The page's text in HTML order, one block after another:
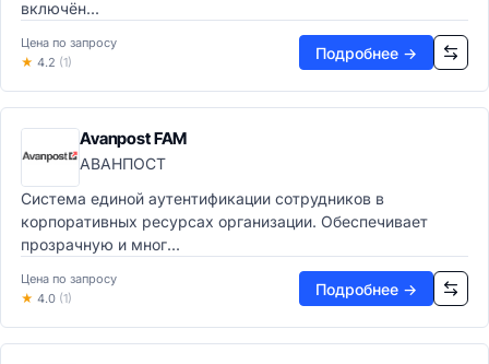
Расширения для браузеров
ИТ-инфраструктура
Операционные системы и системное ПО
Серверные ОС
Мобильные ОС
Системные утилиты
Виртуализация и облако
Гипервизоры
Kubernetes и контейнерная оркестрация
PaaS платформы
Cloud-native платформы
включён...
Цена по запросу
★ 4.2 (1)
Подробнее →
Avanpost FAM
АВАНПОСТ
Система единой аутентификации сотрудников в
корпоративных ресурсах организации. Обеспечивает
прозрачную и мног...
Цена по запросу
★ 4.0 (1)
Подробнее →